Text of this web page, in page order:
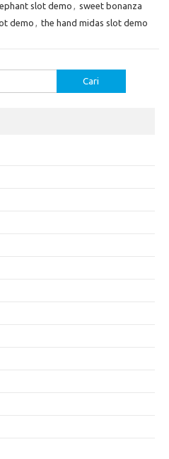
slot demo , sweet bonanza
demo , the hand midas slot demo